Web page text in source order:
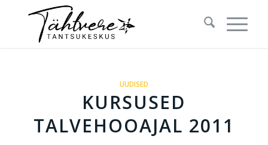
UUDISED
KURSUSED
TALVEHOOAJAL 2011